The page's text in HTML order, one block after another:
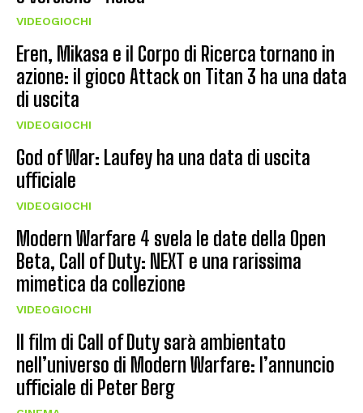
VIDEOGIOCHI
Eren, Mikasa e il Corpo di Ricerca tornano in
azione: il gioco Attack on Titan 3 ha una data
di uscita
VIDEOGIOCHI
God of War: Laufey ha una data di uscita
ufficiale
VIDEOGIOCHI
Modern Warfare 4 svela le date della Open
Beta, Call of Duty: NEXT e una rarissima
mimetica da collezione
VIDEOGIOCHI
Il film di Call of Duty sarà ambientato
nell’universo di Modern Warfare: l’annuncio
ufficiale di Peter Berg